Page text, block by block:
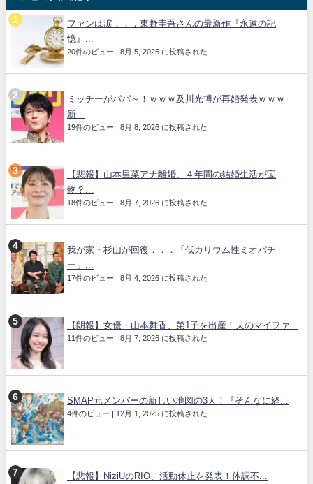
ファンは涙．．．東野圭吾さんの最新作『永遠の記
憶』...
20件のビュー | 8月 5, 2026 に投稿された
ミッチーがパパ～！ｗｗｗ及川光博が再婚発表ｗｗｗ
新...
19件のビュー | 8月 8, 2026 に投稿された
【悲報】山本里菜アナ離婚、４年間の結婚生活が宝
物？...
18件のビュー | 8月 7, 2026 に投稿された
我が家・杉山が回復．．．「低カリウム性ミオパチ
ー」...
17件のビュー | 8月 4, 2026 に投稿された
【朗報】女優・山本舞香、第1子を出産！夫のマイファ...
11件のビュー | 8月 7, 2026 に投稿された
SMAP元メンバーの新しい地図の3人！『そんなに経...
4件のビュー | 12月 1, 2025 に投稿された
【悲報】NiziUのRIO、活動休止を発表！体調不...